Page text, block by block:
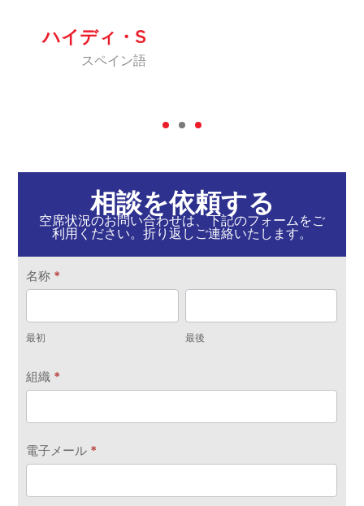
ハイディ・S
スペイン語
相談を依頼する
空席状況のお問い合わせは、下記のフォームをご
利用ください。折り返しご連絡いたします。
ビ
ジ
ネ
ス
問
合
わ
せ
フ
名称 *
初
最初
後
最後
組織 *
電子メール *